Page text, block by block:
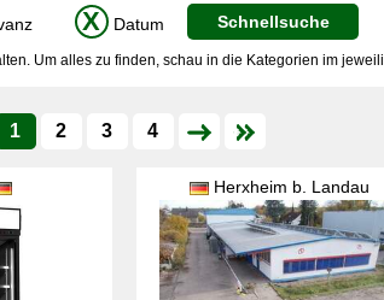
X Datum Schnellsuche
Um alles zu finden, schau in die Kategorien im
1 2 3 4
Herxheim b. Landau